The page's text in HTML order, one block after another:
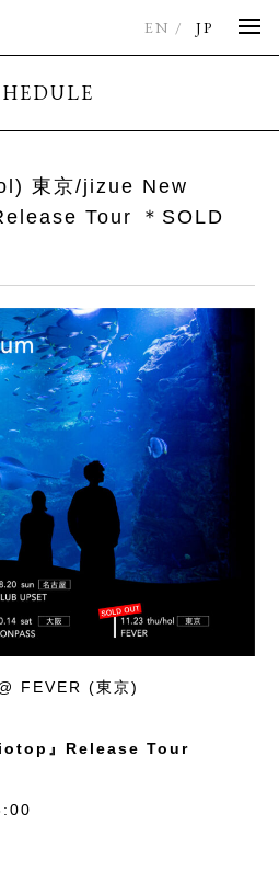
EN JP
東京/jizue New
Tour ＊SOLD
FEVER (東京)
』Release Tour